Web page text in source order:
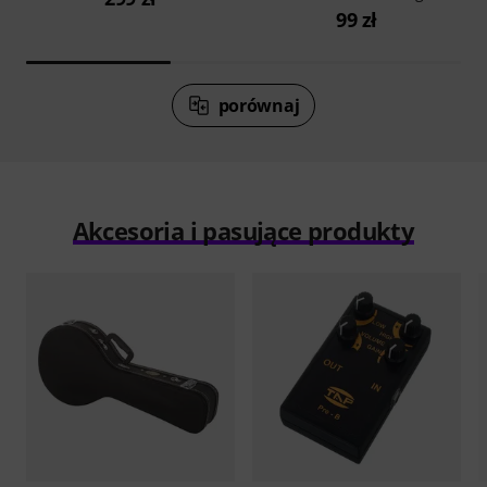
99 zł
porównaj
Akcesoria i pasujące produkty